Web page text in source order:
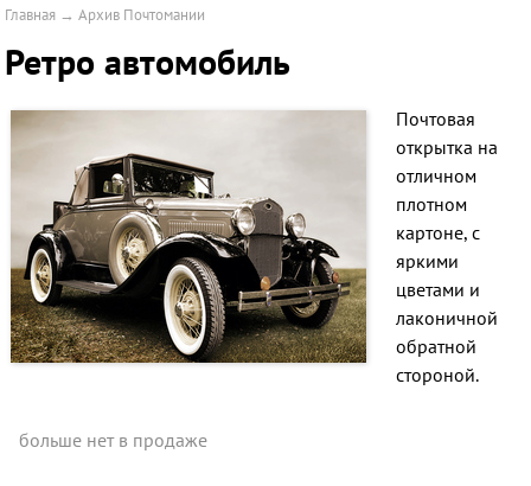
Главная →Архив Почтомании
Ретро автомобиль
Почтовая
открытка на
отличном
плотном
картоне, с
яркими
цветами и
лаконичной
обратной
стороной.
больше нет в продаже